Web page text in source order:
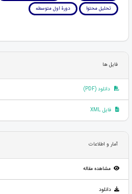
تحلیل محتوا
دورۀ اول متوسطه
فایل ها
دانلود (PDF)
فایل XML
آمار و اطلاعات
مشاهده مقاله
دانلود